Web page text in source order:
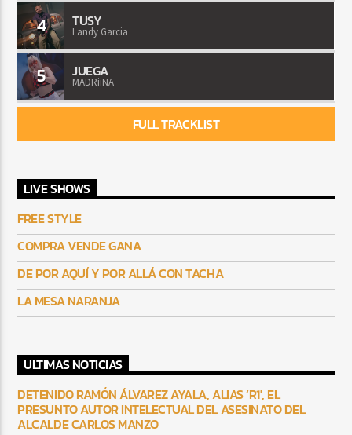
4 TUSY
Landy Garcia
5 JUEGA
MADRiiNA
FULL TRACKLIST
LIVE SHOWS
FREE STYLE
COMPRA VENDE GANA
DE POR AQUÍ Y POR ALLÁ CON TACHA
LA MESA NARANJA
ULTIMAS NOTICIAS
DETENIDO RAMÓN ÁLVAREZ AYALA, ALIAS ‘R1′, EL
PRESUNTO AUTOR INTELECTUAL DEL ASESINATO DEL
ALCALDE CARLOS MANZO